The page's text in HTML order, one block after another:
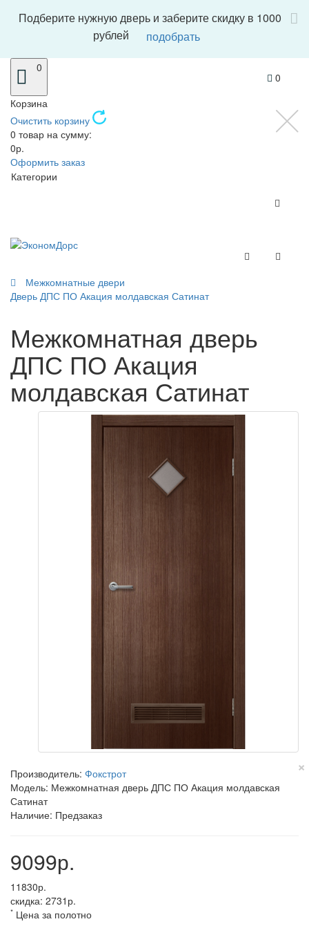
Подберите нужную дверь и заберите скидку в 1000
рублей
подобрать
0
0
Корзина
Очистить корзину
0 товар на сумму:
0р.
Оформить заказ
Категории
Межкомнатные двери
Дверь ДПС ПО Акация молдавская Сатинат
Межкомнатная дверь
ДПС ПО Акация
молдавская Сатинат
Производитель: Фокстрот
Модель: Межкомнатная дверь ДПС ПО Акация молдавская
Сатинат
Наличие: Предзаказ
9099р.
11830р.
скидка: 2731р.
* Цена за полотно
×